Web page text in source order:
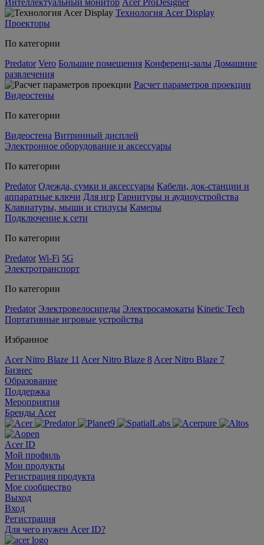
Интеллектуальный монитор Acer ProDesigner
Технология Acer Display
Проекторы
По категории
Predator Vero Большие помещения Конференц-залы Домашние
развлечения
Расчет параметров проекции
Видеостены
По категории
Видеостена Витринный дисплей
Электронное оборудование и аксессуары
По категории
Predator Одежда, сумки и аксессуары Кабели, док-станции и
аппаратные ключи Для игр Гарнитуры и аудиоустройства
Клавиатуры, мыши и стилусы Камеры
Подключение к сети
По категории
Predator Wi-Fi 5G
Электротранспорт
По категории
Predator Электровелосипеды Электросамокаты Kinetic Tech
Портативные игровые устройства
Избранное
Acer Nitro Blaze 11 Acer Nitro Blaze 8 Acer Nitro Blaze 7
Бизнес
Образование
Поддержка
Мероприятия
Бренды Acer
Acer ID
Мой профиль
Мои продукты
Регистрация продукта
Мое сообщество
Выход
Вход
Регистрация
Для чего нужен Acer ID?